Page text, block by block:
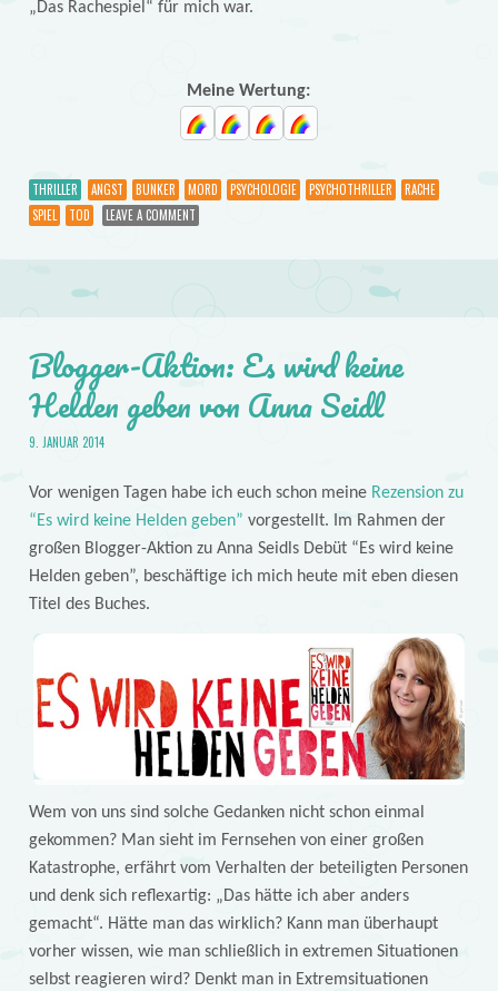
„Das Rachespiel“ für mich war.
Meine Wertung:
THRILLER ANGST BUNKER MORD PSYCHOLOGIE PSYCHOTHRILLER
RACHE
SPIEL
TOD LEAVE A COMMENT
Blogger-Aktion: Es wird keine
Helden geben von Anna Seidl
9. JANUAR 2014
Vor wenigen Tagen habe ich euch schon meine Rezension zu
“Es wird keine Helden geben” vorgestellt. Im Rahmen der
großen Blogger-Aktion zu Anna Seidls Debüt “Es wird keine
Helden geben”, beschäftige ich mich heute mit eben diesen
Titel des Buches.
Wem von uns sind solche Gedanken nicht schon einmal
gekommen? Man sieht im Fernsehen von einer großen
Katastrophe, erfährt vom Verhalten der beteiligten Personen
und denk sich reflexartig: „Das hätte ich aber anders
gemacht“. Hätte man das wirklich? Kann man überhaupt
vorher wissen, wie man schließlich in extremen Situationen
selbst reagieren wird? Denkt man in Extremsituationen